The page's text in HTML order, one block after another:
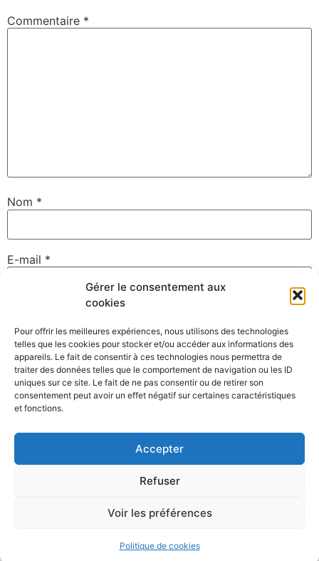
Gérer le consentement aux
cookies
Pour offrir les meilleures expériences, nous utilisons des technologies
telles que les cookies pour stocker et/ou accéder aux informations des
appareils. Le fait de consentir à ces technologies nous permettra de
traiter des données telles que le comportement de navigation ou les ID
uniques sur ce site. Le fait de ne pas consentir ou de retirer son
consentement peut avoir un effet négatif sur certaines caractéristiques
et fonctions.
Accepter
Refuser
Voir les préférences
Politique de cookies
Commentaire *
Nom *
E-mail *
Enregistrer mon nom, mon e-mail et mon site dans le
navigateur pour mon prochain commentaire.